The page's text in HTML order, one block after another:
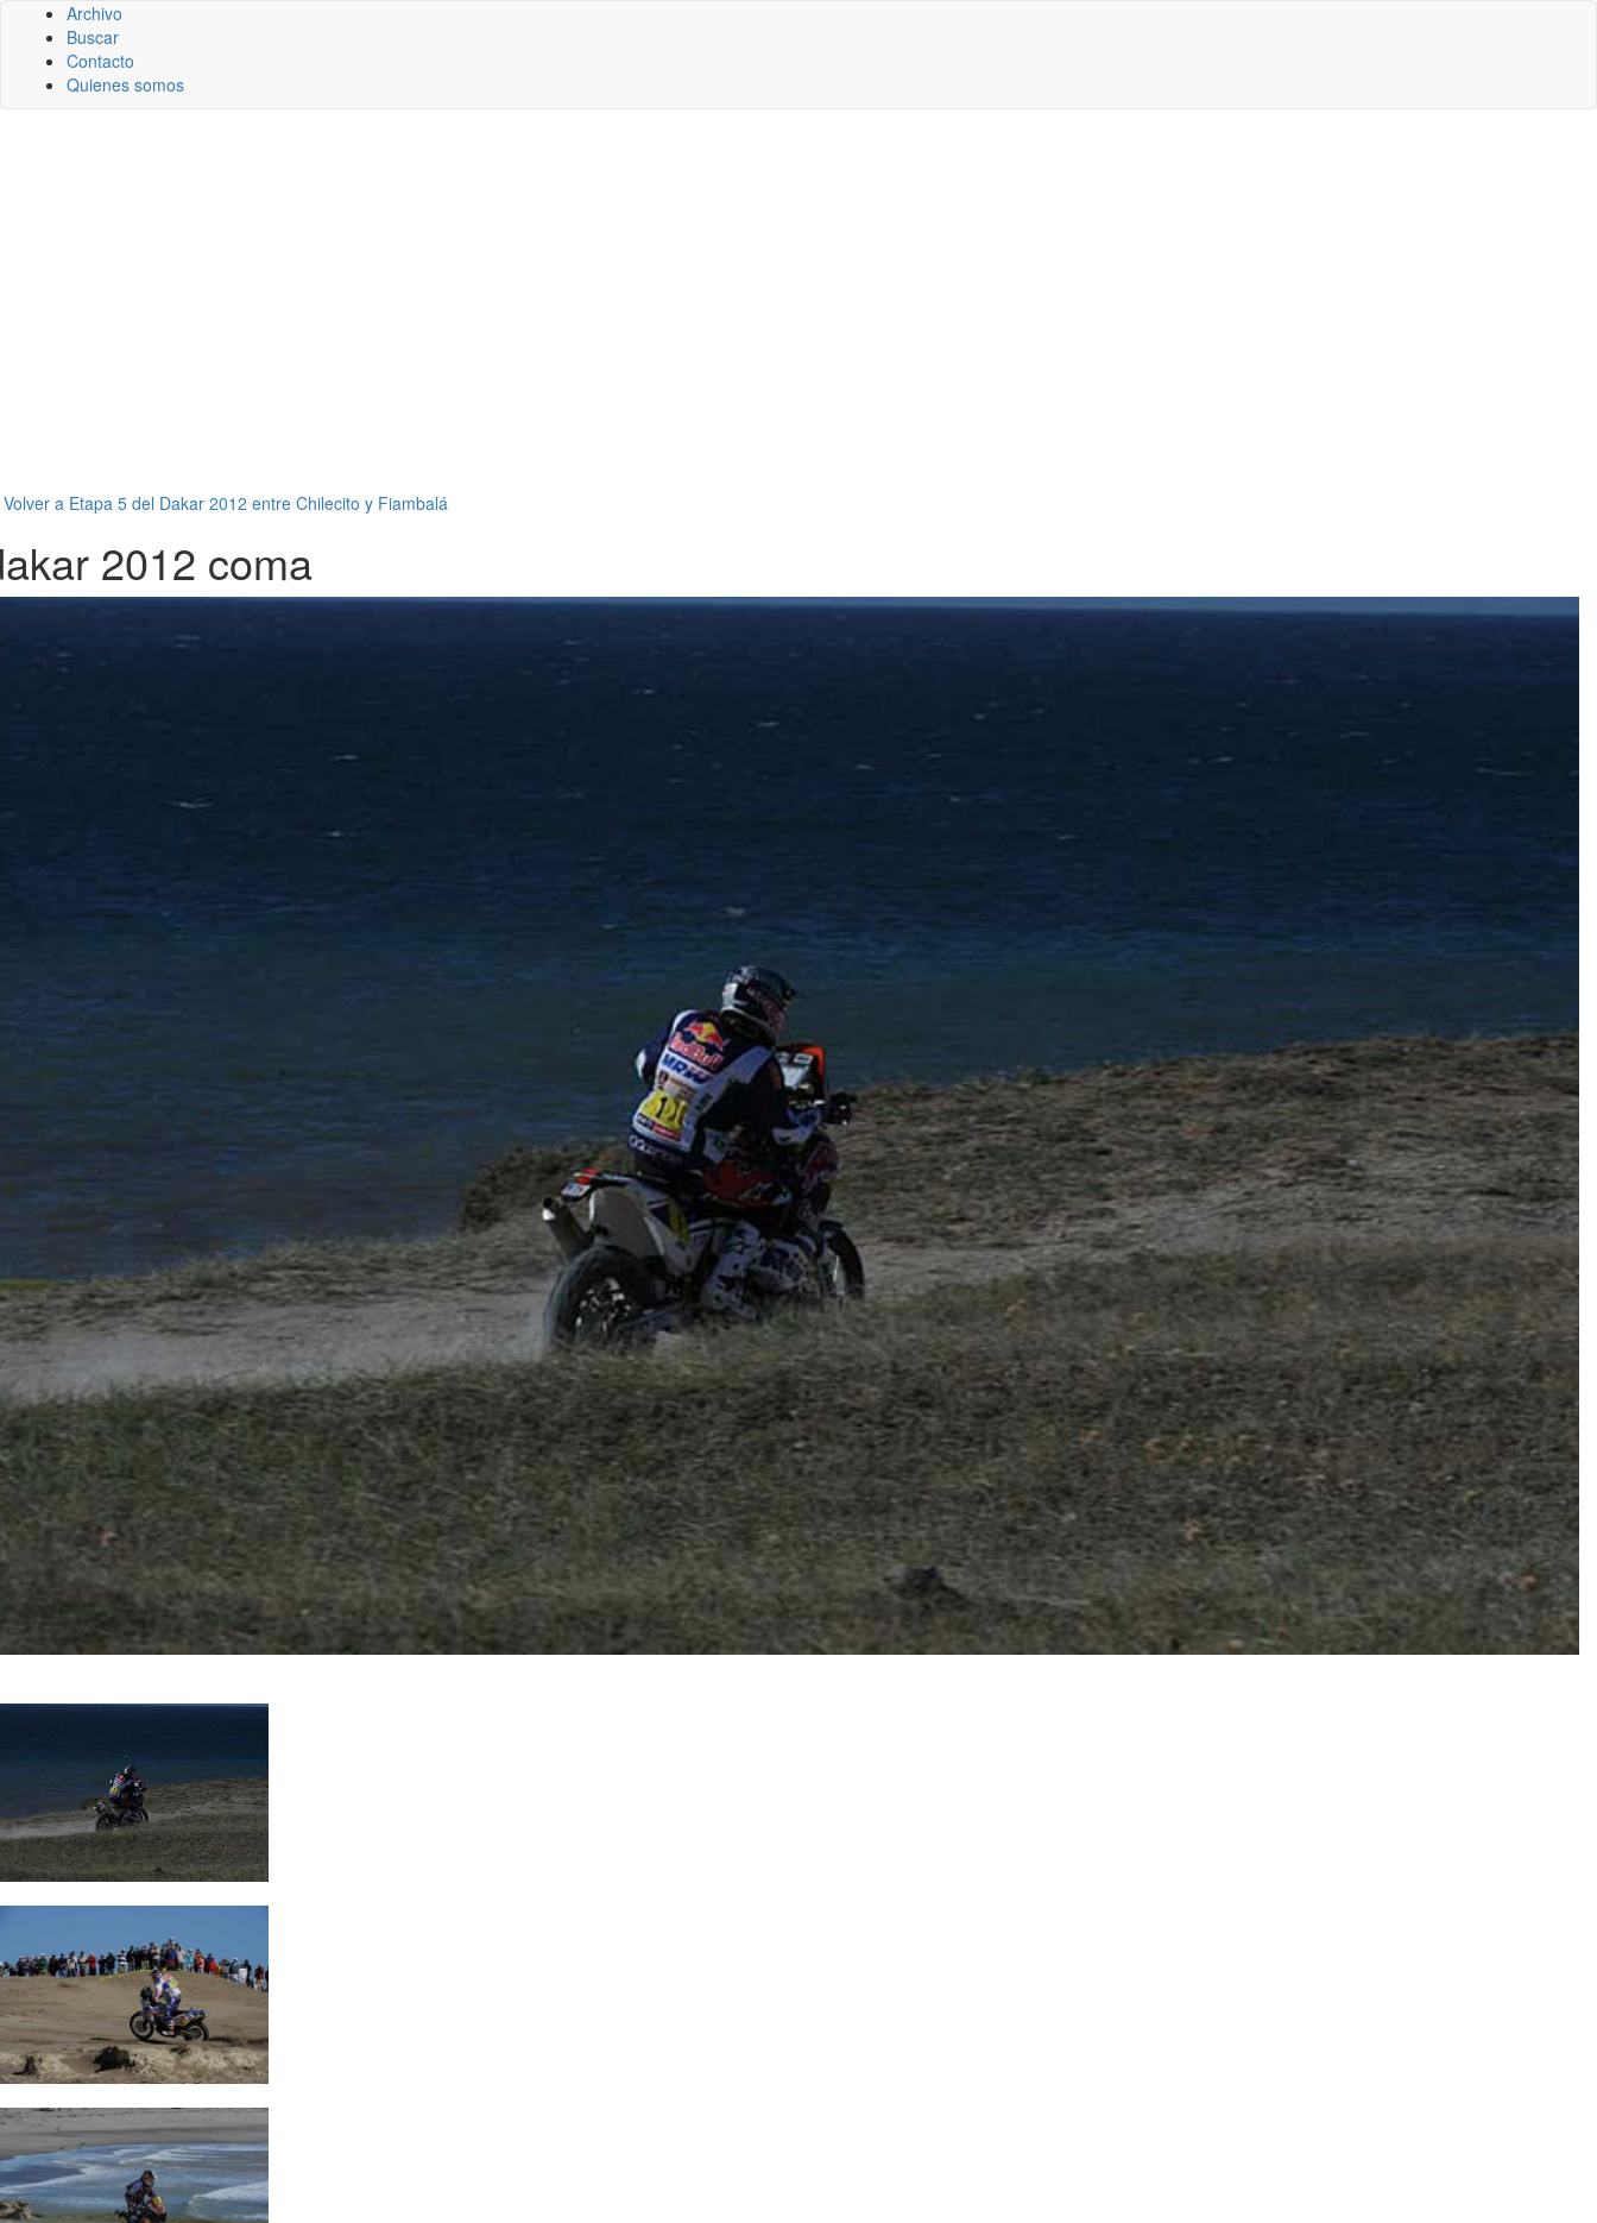
Archivo
Buscar
Contacto
Quienes somos
Volver a Etapa 5 del Dakar 2012 entre Chilecito y Fiambalá
2012 coma